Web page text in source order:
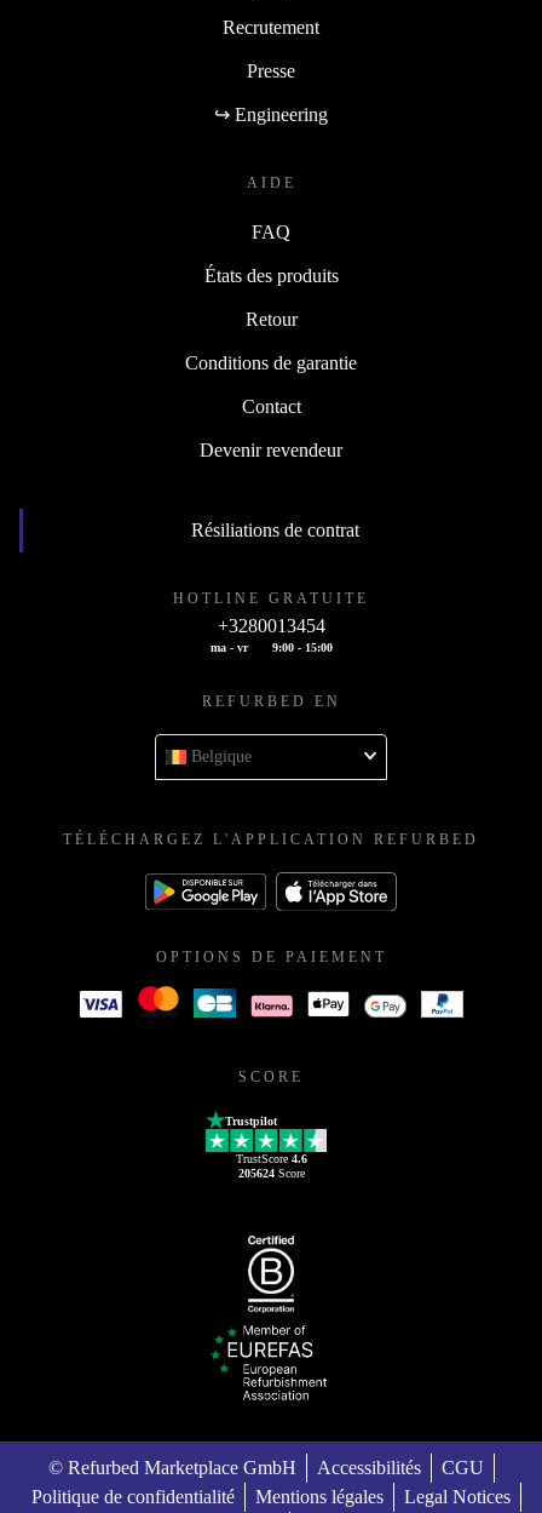
Recrutement
Presse
↪ Engineering
AIDE
FAQ
États des produits
Retour
Conditions de garantie
Contact
Devenir revendeur
Résiliations de contrat
HOTLINE GRATUITE
+3280013454
ma - vr 9:00 - 15:00
REFURBED EN
Belgique
TÉLÉCHARGEZ L'APPLICATION REFURBED
OPTIONS DE PAIEMENT
SCORE
Trustpilot
TrustScore 4.6
205624Score
© Refurbed Marketplace GmbH Accessibilités
CGU
Politique de confidentialité
Mentions légales Legal Notices